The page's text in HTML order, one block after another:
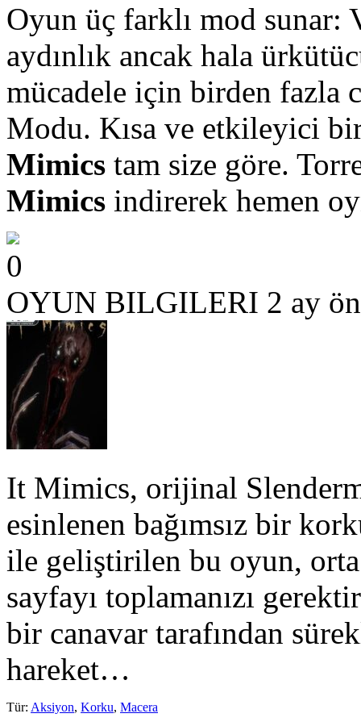
Oyun üç farklı mod sunar:
aydınlık ancak hala
mücadele için birden fazla
Modu. Kısa ve etkileyici
Mimics tam size göre.
Mimics indirerek hemen
0
OYUN BILGILERI 2 ay
It Mimics, orijinal
esinlenen bağımsız bir
ile geliştirilen bu oyun,
sayfayı toplamanızı
bir canavar tarafından
hareket…
Tür: Aksiyon, Korku, Macera